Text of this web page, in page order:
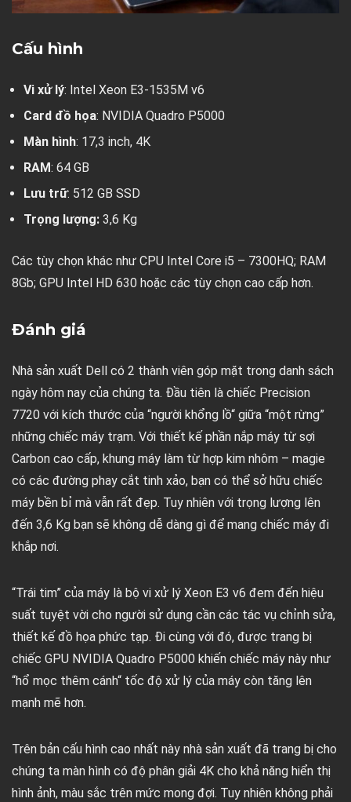
Cấu hình
Vi xử lý: Intel Xeon E3-1535M v6
Card đồ họa: NVIDIA Quadro P5000
Màn hình: 17,3 inch, 4K
RAM: 64 GB
Lưu trữ: 512 GB SSD
Trọng lượng: 3,6 Kg
Các tùy chọn khác như CPU Intel Core i5 – 7300HQ; RAM
8Gb; GPU Intel HD 630 hoặc các tùy chọn cao cấp hơn.
Đánh giá
Nhà sản xuất Dell có 2 thành viên góp mặt trong danh sách
ngày hôm nay của chúng ta. Đầu tiên là chiếc Precision
7720 với kích thước của “người khổng lồ“ giữa “một rừng”
những chiếc máy trạm. Với thiết kế phần nắp máy từ sợi
Carbon cao cấp, khung máy làm từ hợp kim nhôm – magie
có các đường phay cắt tinh xảo, bạn có thể sở hữu chiếc
máy bền bỉ mà vẫn rất đẹp. Tuy nhiên với trọng lượng lên
đến 3,6 Kg bạn sẽ không dễ dàng gì để mang chiếc máy đi
khắp nơi.
“Trái tim” của máy là bộ vi xử lý Xeon E3 v6 đem đến hiệu
suất tuyệt vời cho người sử dụng cần các tác vụ chỉnh sửa,
thiết kế đồ họa phức tạp. Đi cùng với đó, được trang bị
chiếc GPU NVIDIA Quadro P5000 khiến chiếc máy này như
“hổ mọc thêm cánh“ tốc độ xử lý của máy còn tăng lên
mạnh mẽ hơn.
Trên bản cấu hình cao nhất này nhà sản xuất đã trang bị cho
chúng ta màn hình có độ phân giải 4K cho khả năng hiển thị
hình ảnh, màu sắc trên mức mong đợi. Tuy nhiên không phải